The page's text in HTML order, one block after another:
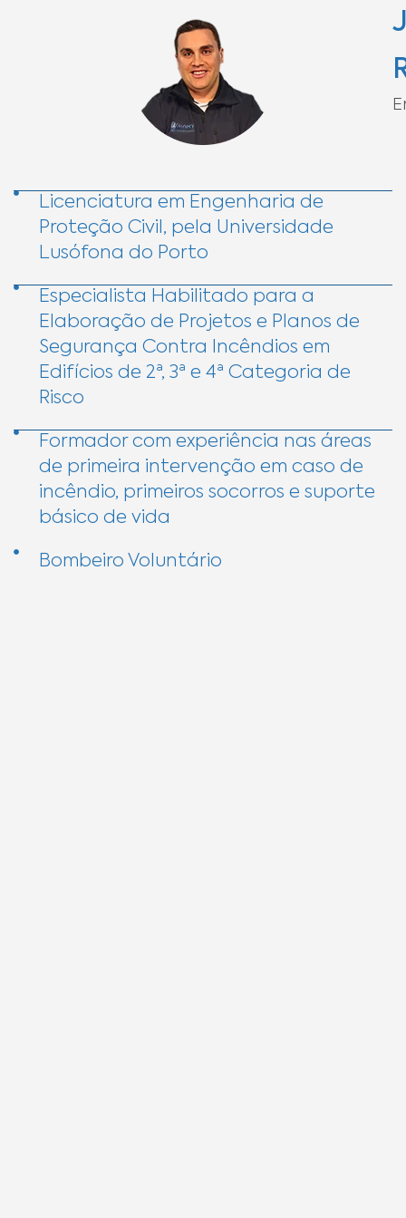
Licenciatura em Engenharia de
Proteção Civil, pela Universidade
Lusófona do Porto
Especialista Habilitado para a
Elaboração de Projetos e Planos de
Segurança Contra Incêndios em
Edifícios de 2ª, 3ª e 4ª Categoria de
Risco
Formador com experiência nas áreas
de primeira intervenção em caso de
incêndio, primeiros socorros e suporte
básico de vida
Bombeiro Voluntário